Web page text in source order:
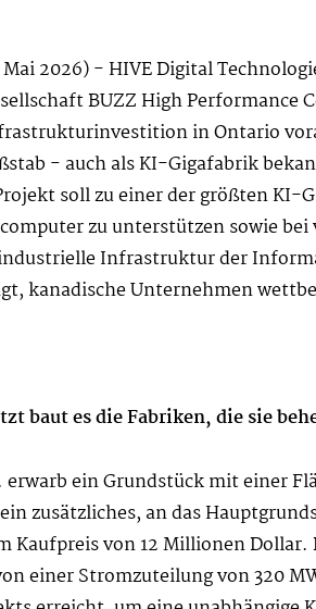
2026) - HIVE Digital
BUZZ High
in Ontario
- auch als KI-Gigafabrik
soll zu einer der größten KI-
zu unterstützen sowie bei
Infrastruktur der
kanadische Unternehmen
baut es die Fabriken, die sie
ein Grundstück mit einer
zusätzliches, an das
Kaufpreis von 12 Millionen
einer Stromzuteilung von 320